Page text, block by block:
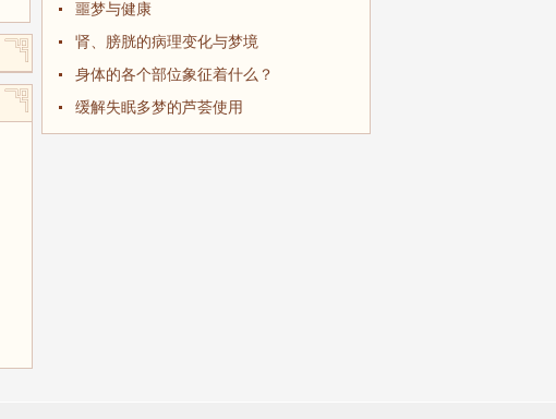
噩梦与健康
肾、膀胱的病理变化与梦境
身体的各个部位象征着什么？
缓解失眠多梦的芦荟使用